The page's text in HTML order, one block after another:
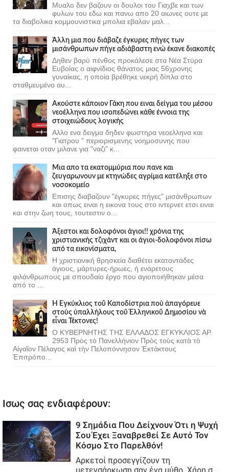
Μυαλο δεν βαζουν οι δουλοι του Γιαχβε και των
φυλων του εδω και πανω απο 20 αιωνες ουτε με
τα διαβολικα κομμουνιστικα μπολια εβαλαν μαλ...
Άλλη μια που διάβαζε έγκυρες πήγες των
μισάνθρωπων πήγε αδιάβαστη ενώ έκανε διακοπές
Δηθεν βαρύ πένθος προκάλεσε στα Νέα Στύρα
Ευβοίας ο αιφνίδιος θάνατος μιας 56χρονης
γυναίκας, η οποία βρέθηκε νεκρή δίπλα στο
σταθμευμένο αυ...
Ακούστε κάποιον Γάκη που ειναι δείγμα του μέσου
νεοέλληνα που ισοπεδώνει κάθε έννοια της
στοιχειώδους λογικής
Αλλο ενα δειγμα δηδεν φωστηρα νεοελληνα και
"Γιατρου " περιορισμενης νοημοσυνης που
φαινεται οταν μιλανε για "ναζι" κ...
Μια απο τα εκατομμύρια που πανε και
ζευγαρωνουν με κτηνώδες αγρίμια κατέληξε στο
νοσοκομείο
Επισης διαβαζουν "έγκυρες πήγες" μισάνθρωπων
και οπως ειναι η εικονα τους στο ιντερνετ ετσι ειναι
και στην ζωη τους, τουτεστιν ο...
Άξεστοι και δολοφόνοι άγιοι!! χρόνια της
χριστιανικής τζιχάντ και οι άγιοι-δολοφόνοι πίσω
από τα εικονίσματα,
Η χριστιανική θρησκεία διαθέτει εκατοντάδες
άγιους, μάρτυρες-ήρωες, ή ενάρετους
φιλάνθρωπους με σπουδαίο έργο που αγιοποιήθηκαν μέσα
από το ...
Ἡ Ἐγκύκλιος τοῦ Καποδίστρια ποὺ ἀπαγόρευε
στοὺς ὑπαλλήλους τοῦ Ἑλληνικοῦ Δημοσίου νὰ
εἶναι Τέκτονες!
Ο ΚΥΒΕΡΝΗΤΗΣ ΤΗΣ ΕΛΛΑΔΟΣ ΕΓΚΥΚΛΙΟΣ ΑΡ.
2953 Πρὸς τὸ Πανελλήνιον Πρὸς τοὺς κατὰ τὸ
Αἰγαῖον Πέλαγος καὶ τὴν Πελοπόννησον Ἐκτάκτους
Ἐπιτρόπο...